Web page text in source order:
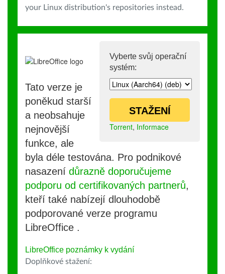
your Linux distribution's repositories instead.
Vyberte svůj operační
systém:
STAŽENÍ
Torrent, Informace
Tato verze je
poněkud starší
a neobsahuje
nejnovější
funkce, ale
byla déle testována. Pro podnikové
nasazení důrazně doporučujeme
podporu od certifikovaných partnerů,
kteří také nabízejí dlouhodobě
podporované verze programu
LibreOffice .
LibreOffice poznámky k vydání
Doplňkové stažení: